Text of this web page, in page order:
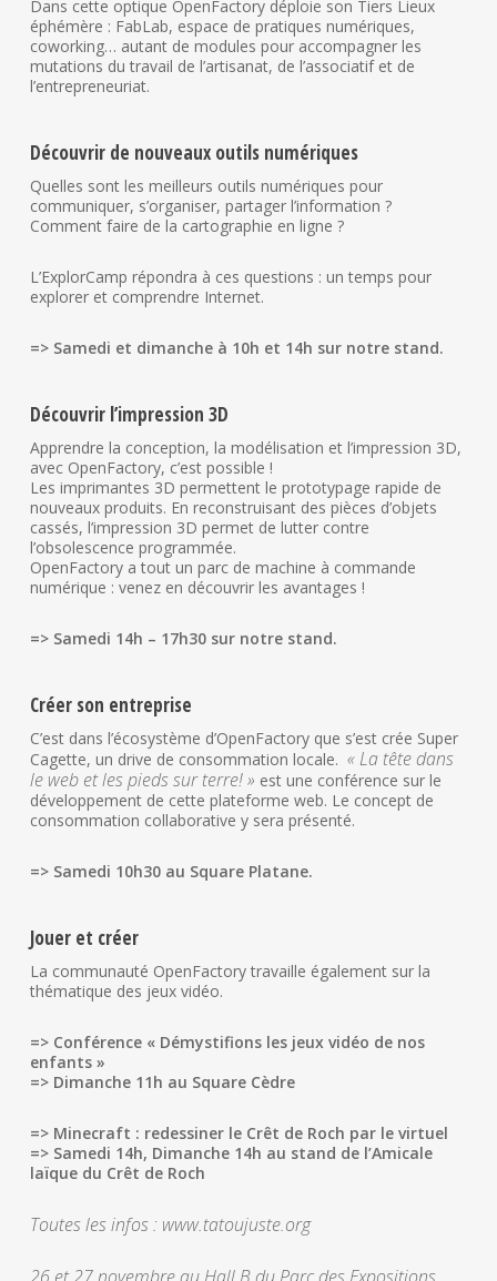
Dans cette optique OpenFactory déploie son Tiers Lieux
éphémère : FabLab, espace de pratiques numériques,
coworking… autant de modules pour accompagner les
mutations du travail de l’artisanat, de l’associatif et de
l’entrepreneuriat.
Découvrir de nouveaux outils numériques
Quelles sont les meilleurs outils numériques pour
communiquer, s’organiser, partager l’information ?
Comment faire de la cartographie en ligne ?
L’ExplorCamp répondra à ces questions : un temps pour
explorer et comprendre Internet.
=> Samedi et dimanche à 10h et 14h sur notre stand.
Découvrir l’impression 3D
Apprendre la conception, la modélisation et l’impression 3D,
avec OpenFactory, c’est possible !
Les imprimantes 3D permettent le prototypage rapide de
nouveaux produits. En reconstruisant des pièces d’objets
cassés, l’impression 3D permet de lutter contre
l’obsolescence programmée.
OpenFactory a tout un parc de machine à commande
numérique : venez en découvrir les avantages !
=> Samedi 14h – 17h30 sur notre stand.
Créer son entreprise
C’est dans l’écosystème d’OpenFactory que s’est crée Super
Cagette, un drive de consommation locale. « La tête dans
le web et les pieds sur terre! » est une conférence sur le
développement de cette plateforme web. Le concept de
consommation collaborative y sera présenté.
=> Samedi 10h30 au Square Platane.
Jouer et créer
La communauté OpenFactory travaille également sur la
thématique des jeux vidéo.
=> Conférence « Démystifions les jeux vidéo de nos
enfants »
=> Dimanche 11h au Square Cèdre
=> Minecraft : redessiner le Crêt de Roch par le virtuel
=> Samedi 14h, Dimanche 14h au stand de l’Amicale
laïque du Crêt de Roch
Toutes les infos : www.tatoujuste.org